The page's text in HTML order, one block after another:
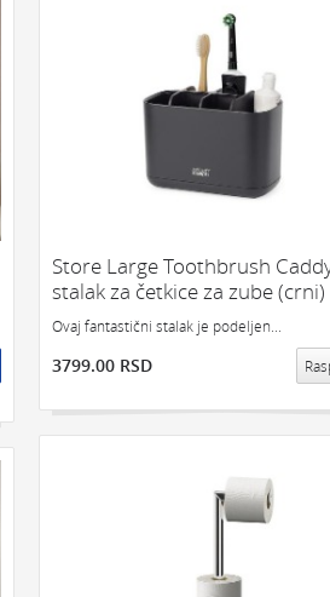
KASICA PRASICA
Store Large Toothbrush
stalak za četkice za zube (crni)
Ovaj fantastični stalak je podeljen...
3799.00 RSD